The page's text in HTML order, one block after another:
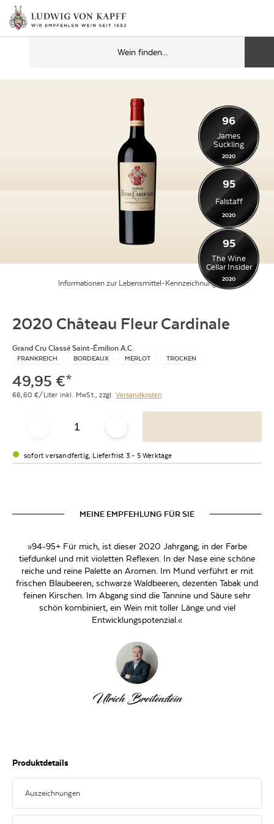
Informationen zur Lebensmittel-Kennzeichnung
96
James
Suckling
2020
95
Falstaff
2020
95
The Wine
Cellar Insider
2020
2020 Château Fleur Cardinale
Grand Cru Classé Saint-Émilion A.C.
FRANKREICH BORDEAUX MERLOT TROCKEN
49,95 €*
66,60 €/Liter inkl. MwSt., zzgl. Versandkosten
sofort versandfertig, Lieferfrist 3 - 5 Werktage
MEINE EMPFEHLUNG FÜR SIE
»94-95+ Für mich, ist dieser 2020 Jahrgang, in der Farbe
tiefdunkel und mit violetten Reflexen. In der Nase eine schöne
reiche und reine Palette an Aromen. Im Mund verführt er mit
frischen Blaubeeren, schwarze Waldbeeren, dezenten Tabak und
feinen Kirschen. Im Abgang sind die Tannine und Säure sehr
schön kombiniert, ein Wein mit toller Länge und viel
Entwicklungspotenzial.«
Ulrich Breitenstein
Produktdetails
Auszeichnungen